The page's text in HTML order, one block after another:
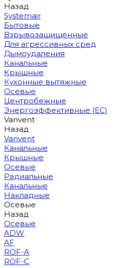
Назад
Systemair
Бытовые
Взрывозащищенные
Для агрессивных сред
Дымоудаления
Канальные
Крышные
Кухонные вытяжные
Осевые
Центробежные
Энергоэффективные (EC)
Vanvent
Назад
Vanvent
Канальные
Крышные
Осевые
Радиальные
Канальные
Накладные
Осевые
Назад
Осевые
ADW
AF
ROF-A
ROF-C